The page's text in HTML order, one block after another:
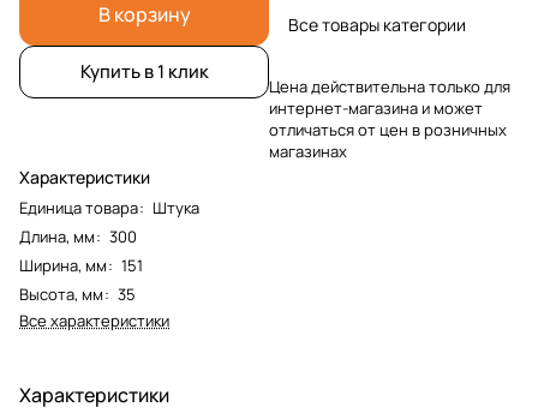
В корзину
Купить в 1 клик
Характеристики
Единица товара: Штука
Длина, мм: 300
Ширина, мм: 151
Высота, мм: 35
Все характеристики
Все товары категории
Цена действительна только для
интернет-магазина и может
отличаться от цен в розничных
магазинах
Характеристики